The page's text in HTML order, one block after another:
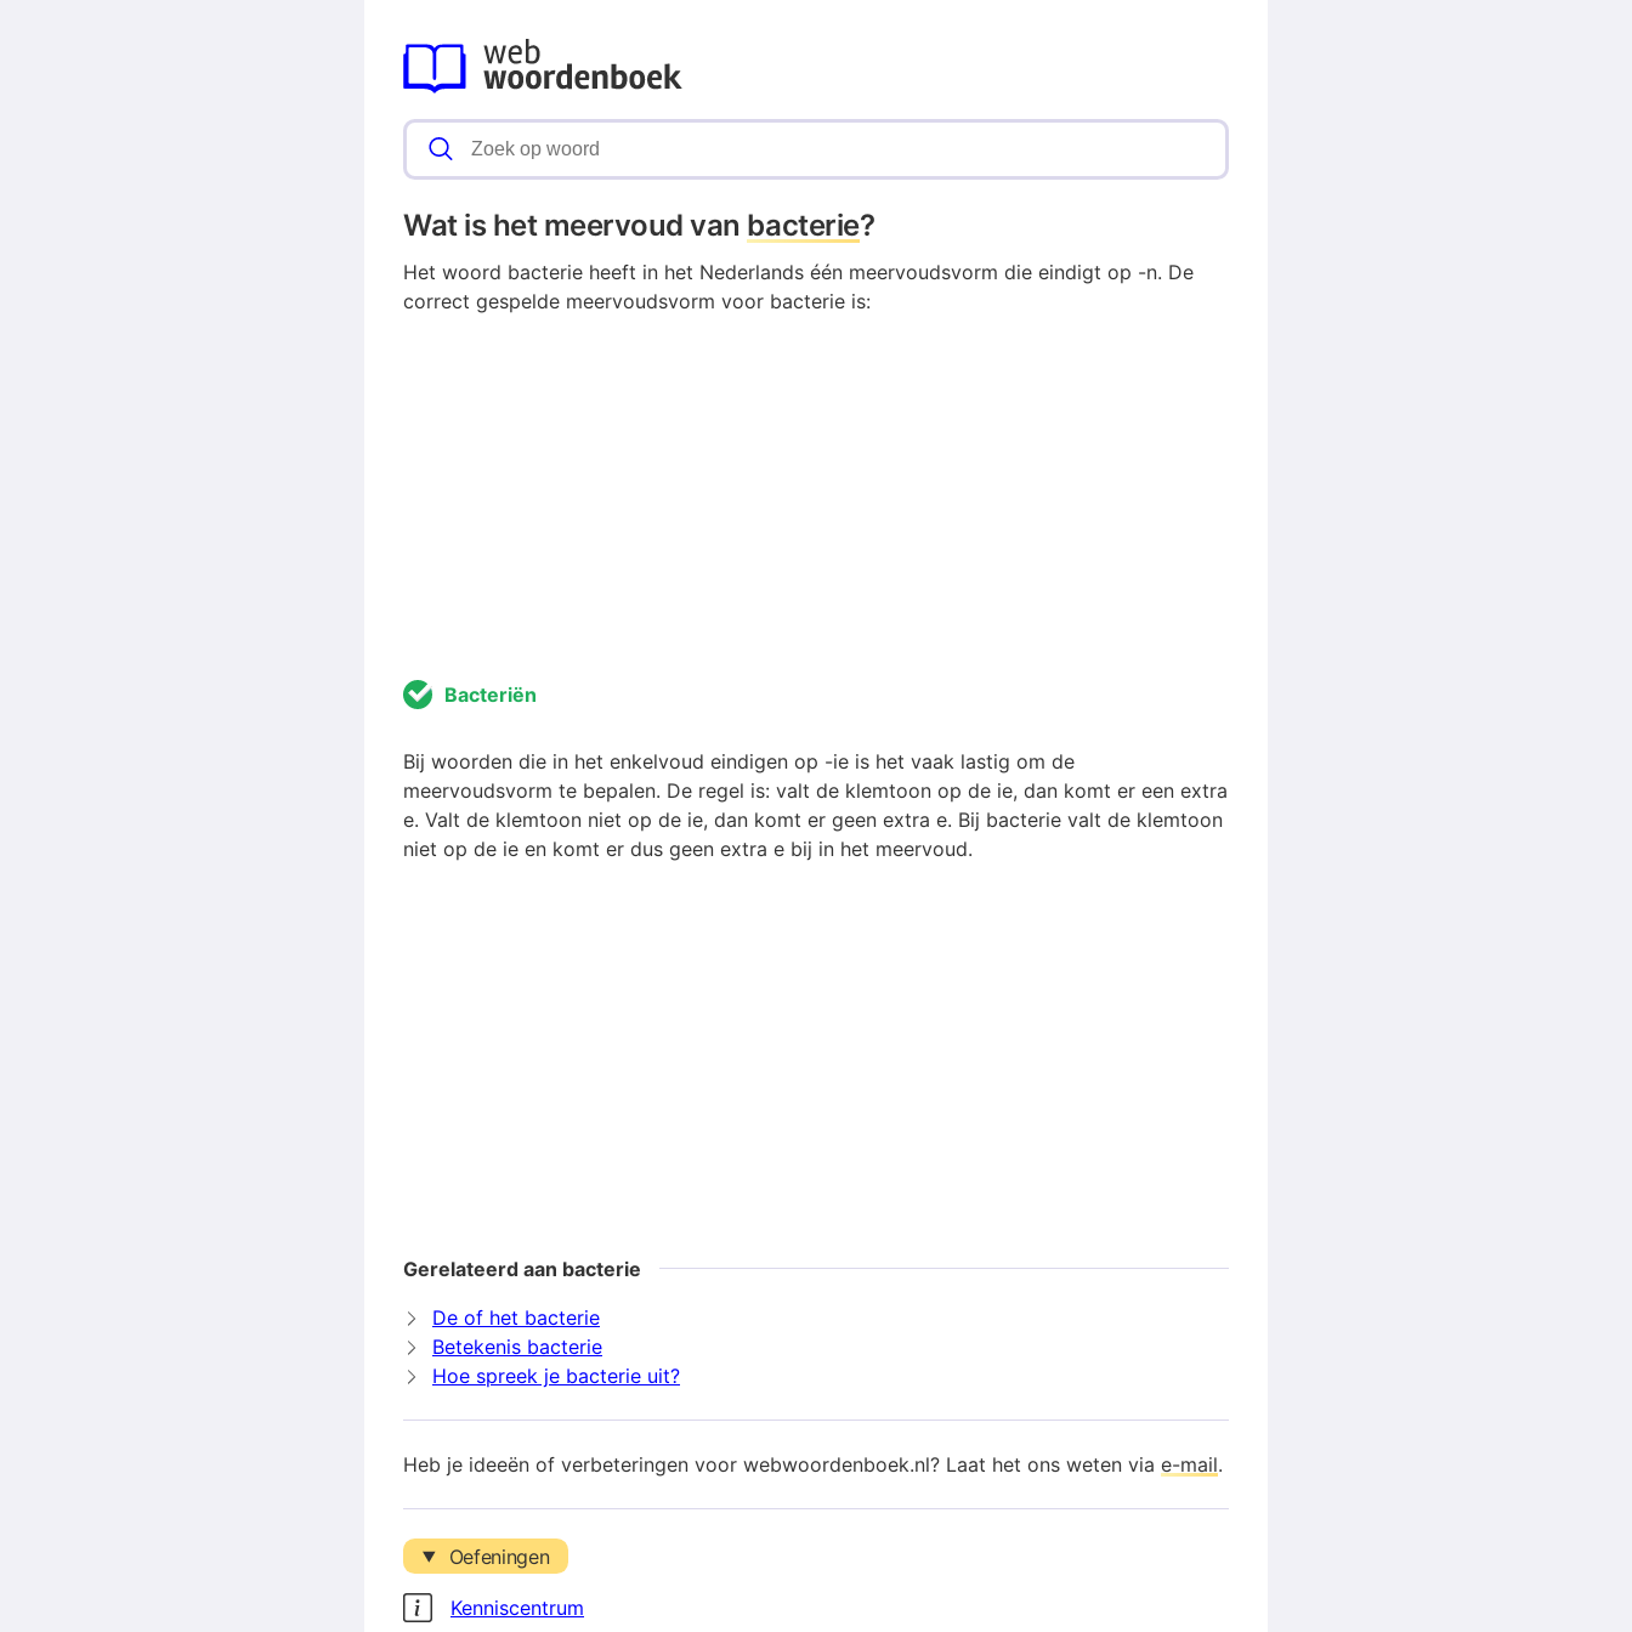
Wat is het meervoud van bacterie?
Het woord bacterie heeft in het Nederlands één meervoudsvorm die eindigt op -n. De
correct gespelde meervoudsvorm voor bacterie is:
Bacteriën
Bij woorden die in het enkelvoud eindigen op -ie is het vaak lastig om de
meervoudsvorm te bepalen. De regel is: valt de klemtoon op de ie, dan komt er een extra
e. Valt de klemtoon niet op de ie, dan komt er geen extra e. Bij bacterie valt de klemtoon
niet op de ie en komt er dus geen extra e bij in het meervoud.
Gerelateerd aan bacterie
De of het bacterie
Betekenis bacterie
Hoe spreek je bacterie uit?
Heb je ideeën of verbeteringen voor webwoordenboek.nl? Laat het ons weten via e-mail.
Oefeningen
Kenniscentrum